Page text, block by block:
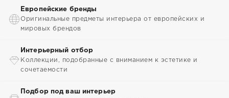
Европейские бренды
Оригинальные предметы интерьера от европейских и
мировых брендов
Интерьерный отбор
Коллекции, подобранные с вниманием к эстетике и
сочетаемости
Подбор под ваш интерьер